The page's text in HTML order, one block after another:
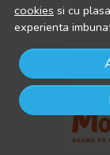
cookies si cu
experienta